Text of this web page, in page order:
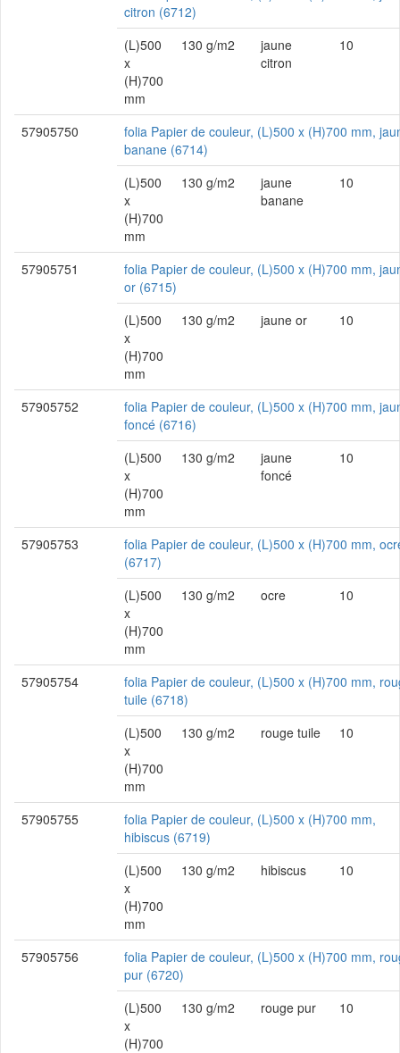
citron (6712)
(L)500
x
(H)700
mm
130 g/m2
jaune
citron
10
57905750
folia Papier de couleur, (L)500 x (H)700 mm,
banane (6714)
(L)500
x
(H)700
mm
130 g/m2
jaune
banane
10
57905751
folia Papier de couleur, (L)500 x (H)700 mm,
or (6715)
(L)500
x
(H)700
mm
130 g/m2 jaune or 10
57905752
folia Papier de couleur, (L)500 x (H)700 mm,
foncé (6716)
(L)500
x
(H)700
mm
130 g/m2
jaune
foncé
10
57905753
folia Papier de couleur, (L)500 x (H)700 mm,
(6717)
(L)500
x
(H)700
mm
130 g/m2 ocre 10
57905754
folia Papier de couleur, (L)500 x (H)700 mm,
tuile (6718)
(L)500
x
(H)700
mm
130 g/m2 rouge tuile 10
57905755
folia Papier de couleur, (L)500 x (H)700 mm,
hibiscus (6719)
(L)500
x
(H)700
mm
130 g/m2 hibiscus 10
57905756
folia Papier de couleur, (L)500 x (H)700 mm,
pur (6720)
(L)500
x
(H)700
130 g/m2 rouge pur 10